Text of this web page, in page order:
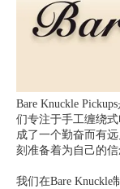
Bare Knuckle
们专注于手工缠绕
成了一个勤奋而有
刻准备着为自己的信
我们在Bare Knuckle